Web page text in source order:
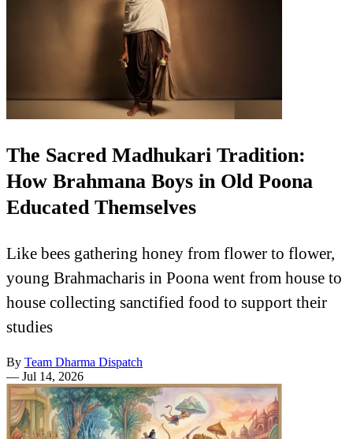
The Sacred Madhukari Tradition:
How Brahmana Boys in Old Poona
Educated Themselves
Like bees gathering honey from flower to flower,
young Brahmacharis in Poona went from house to
house collecting sanctified food to support their
studies
By Team Dharma Dispatch
— Jul 14, 2026